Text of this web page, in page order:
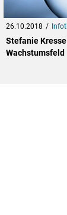
26.10.2018
Stefanie
Wachstumsfeld